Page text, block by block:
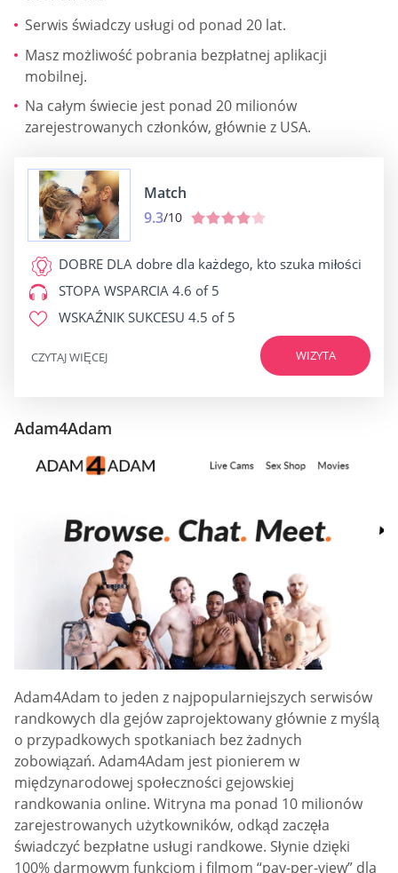
Serwis świadczy usługi od ponad 20 lat.
Masz możliwość pobrania bezpłatnej aplikacji
mobilnej.
Na całym świecie jest ponad 20 milionów
zarejestrowanych członków, głównie z USA.
Match
9.3/10
DOBRE DLA dobre dla każdego, kto szuka miłości
STOPA WSPARCIA 4.6 of 5
WSKAŹNIK SUKCESU 4.5 of 5
WIZYTA
CZYTAJ WIĘCEJ
Adam4Adam
Adam4Adam to jeden z najpopularniejszych serwisów
randkowych dla gejów zaprojektowany głównie z myślą
o przypadkowych spotkaniach bez żadnych
zobowiązań. Adam4Adam jest pionierem w
międzynarodowej społeczności gejowskiej
randkowania online. Witryna ma ponad 10 milionów
zarejestrowanych użytkowników, odkąd zaczęła
świadczyć bezpłatne usługi randkowe. Słynie dzięki
100% darmowym funkcjom i filmom “pay-per-view” dla